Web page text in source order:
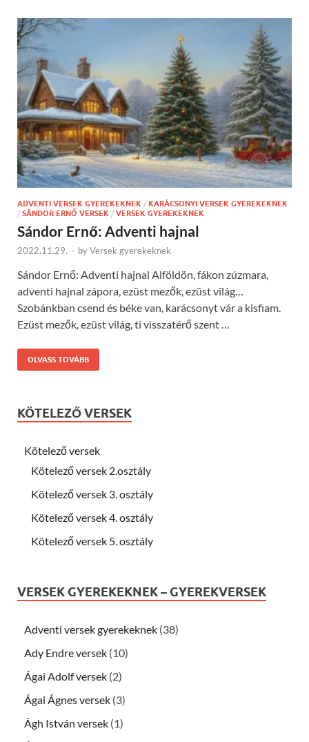
ADVENTI VERSEK GYEREKEKNEK / KARÁCSONYI VERSEK GYEREKEKNEK
/ SÁNDOR ERNŐ VERSEK / VERSEK GYEREKEKNEK
Sándor Ernő: Adventi hajnal
2022.11.29. - byVersek gyerekeknek
Sándor Ernő: Adventi hajnal Alföldön, fákon zúzmara,
adventi hajnal zápora, ezüst mezők, ezüst világ…
Szobánkban csend és béke van, karácsonyt vár a kisfiam.
Ezüst mezők, ezüst világ, ti visszatérő szent …
OLVASS TOVÁBB
KÖTELEZŐ VERSEK
Kötelező versek
Kötelező versek 2.osztály
Kötelező versek 3. osztály
Kötelező versek 4. osztály
Kötelező versek 5. osztály
VERSEK GYEREKEKNEK – GYEREKVERSEK
Adventi versek gyerekeknek (38)
Ady Endre versek (10)
Ágai Adolf versek (2)
Ágai Ágnes versek (3)
Ágh István versek (1)